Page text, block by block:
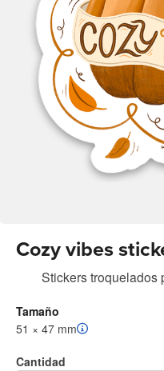
Cozy vibes
Stickers troquelados
Tamaño
51 × 47 mm
Cantidad